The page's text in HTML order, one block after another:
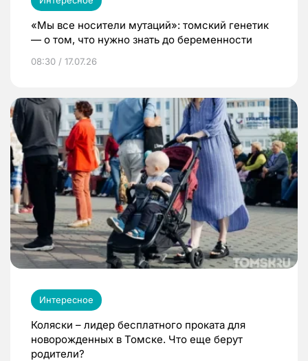
«Мы все носители мутаций»: томский генетик
— о том, что нужно знать до беременности
08:30 / 17.07.26
Интересное
Коляски – лидер бесплатного проката для
новорожденных в Томске. Что еще берут
родители?